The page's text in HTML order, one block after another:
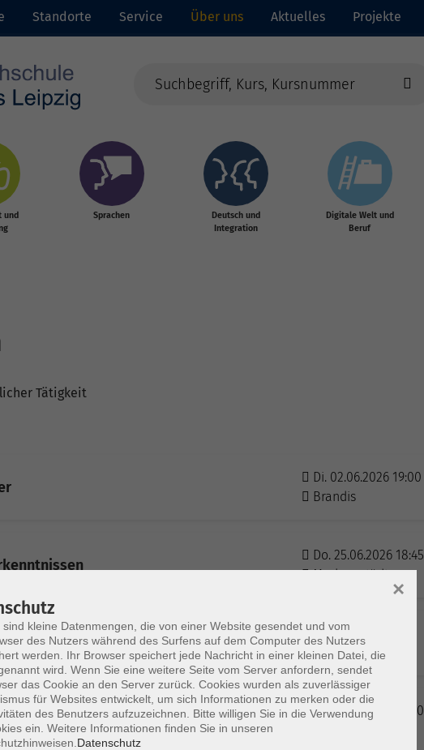
Standorte Service Über uns Aktuelles Projekte
und
Sprachen
Deutsch und
Integration
Digitale Welt und
Beruf
Tätigkeit
Di. 02.06.2026 19:00
Brandis
Do. 25.06.2026 18:45
Markranstädt
Di. 18.08.2026 17:15
Brandis
(A1.2)
Do. 10.09.2026 17:00
sind kleine Datenmengen, die von einer Website gesendet und vom
des Nutzers während des Surfens auf dem Computer des Nutzers
werden. Ihr Browser speichert jede Nachricht in einer kleinen Datei, die
wird. Wenn Sie eine weitere Seite vom Server anfordern, sendet
das Cookie an den Server zurück. Cookies wurden als zuverlässiger
für Websites entwickelt, um sich Informationen zu merken oder die
des Benutzers aufzuzeichnen. Bitte willigen Sie in die Verwendung
ein. Weitere Informationen finden Sie in unseren
Datenschutz
×